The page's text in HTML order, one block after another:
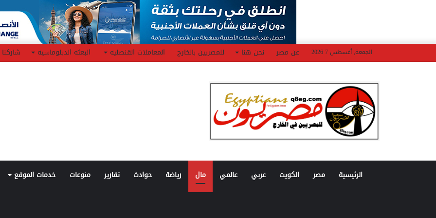
الجمعة, أغسطس 7 2026 عن مصر نحن هنا للمصريين بالخارج المعاملات القنصليه البعثه الدبلوماسيه شاركنا
الرئيسية مصر الكويت عربي عالمي مال رياضة حوادث تقارير منوعات خدمات الموقع